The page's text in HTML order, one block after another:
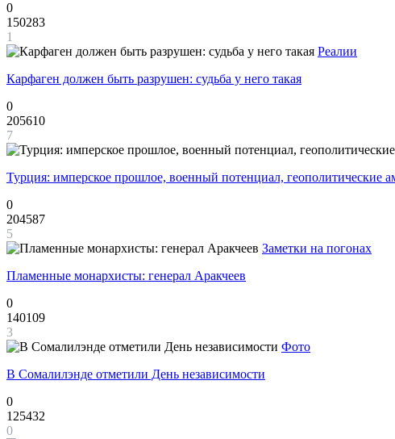
0
150283
1
Реалии
Карфаген должен быть разрушен: судьба у него такая
0
205610
7
Турция: имперское прошлое, военный потенциал, геополитические
0
204587
5
Заметки на погонах
Пламенные монархисты: генерал Аракчеев
0
140109
3
Фото
В Сомалилэнде отметили День независимости
0
125432
0